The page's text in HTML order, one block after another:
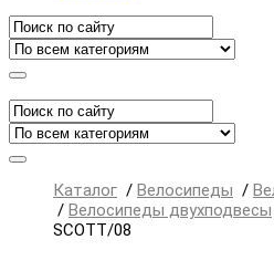
Каталог / Велосипеды /
/ Велосипеды двухподвесы
SCOTT/08